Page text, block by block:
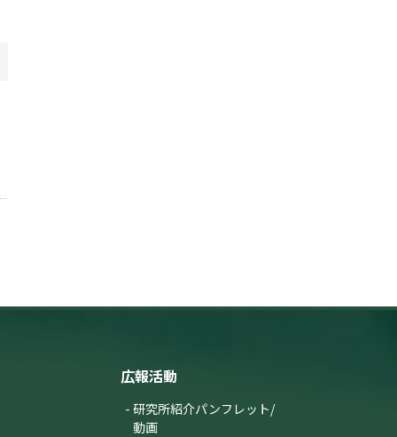
広報活動
研究所紹介パンフレット/
動画